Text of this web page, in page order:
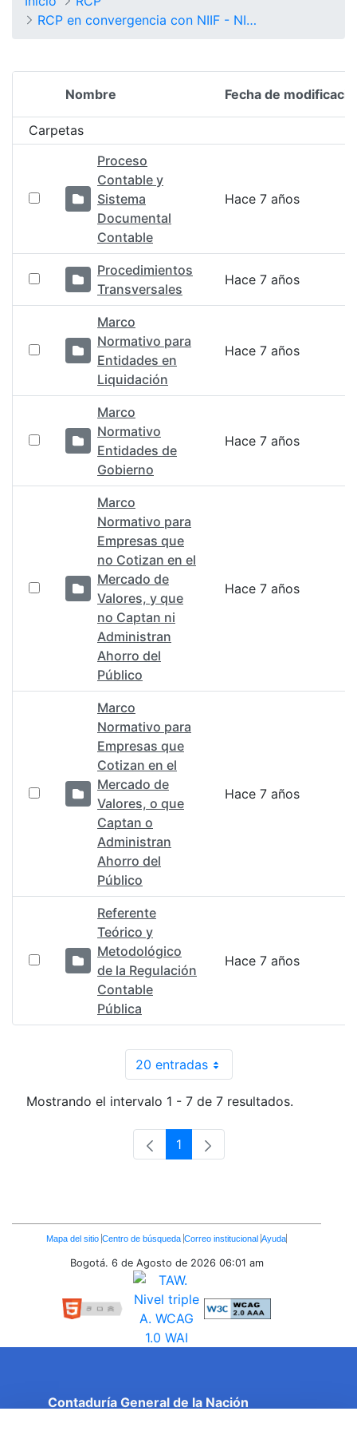
RCP en convergencia con NIIF - NICSP
Selección del elemento
Nombre Fecha de
Carpetas
Proceso
Contable y
Sistema
Documental
Contable
Hace 7 años
Procedimientos
Transversales
Hace 7 años
Marco
Normativo para
Entidades en
Liquidación
Hace 7 años
Marco
Normativo
Entidades de
Gobierno
Hace 7 años
Marco
Normativo para
Empresas que
no Cotizan en el
Mercado de
Valores, y que
no Captan ni
Administran
Ahorro del
Público
Hace 7 años
Marco
Normativo para
Empresas que
Cotizan en el
Mercado de
Valores, o que
Captan o
Administran
Ahorro del
Público
Hace 7 años
Referente
Teórico y
Metodológico
de la Regulación
Contable
Pública
Hace 7 años
20 entradasPor página
Mostrando el intervalo 1 - 7 de 7 resultados.
Página
1
Enlaces
Inferiores
Mapa del sitio Centro de búsqueda Correo institucional Ayuda
Bogotá. 6 de Agosto de 2026 06:01 am
Contaduría General de la Nación